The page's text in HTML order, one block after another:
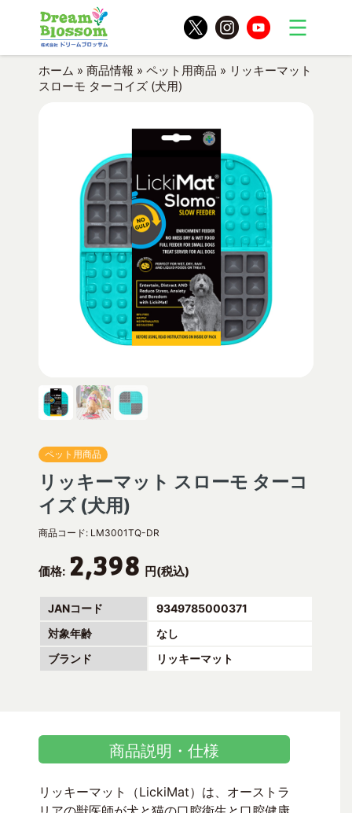
ホーム » 商品情報 » ペット用商品 » リッキーマット
スローモ ターコイズ (犬用)
ペット用商品
リッキーマット スローモ ターコ
イズ (犬用)
商品コード: LM3001TQ-DR
価格: 2,398 円(税込)
JANコード
9349785000371
対象年齢
なし
ブランド
リッキーマット
商品説明・仕様
リッキーマット（LickiMat）は、オーストラ